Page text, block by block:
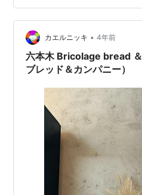
ブリコラージュ ブレッド＆カ
パンを3個買いました。けや
が葉桜になって…
カエルニッキ • 4年前
六本木 Bricolage bread
ブレッド＆カンパニー）